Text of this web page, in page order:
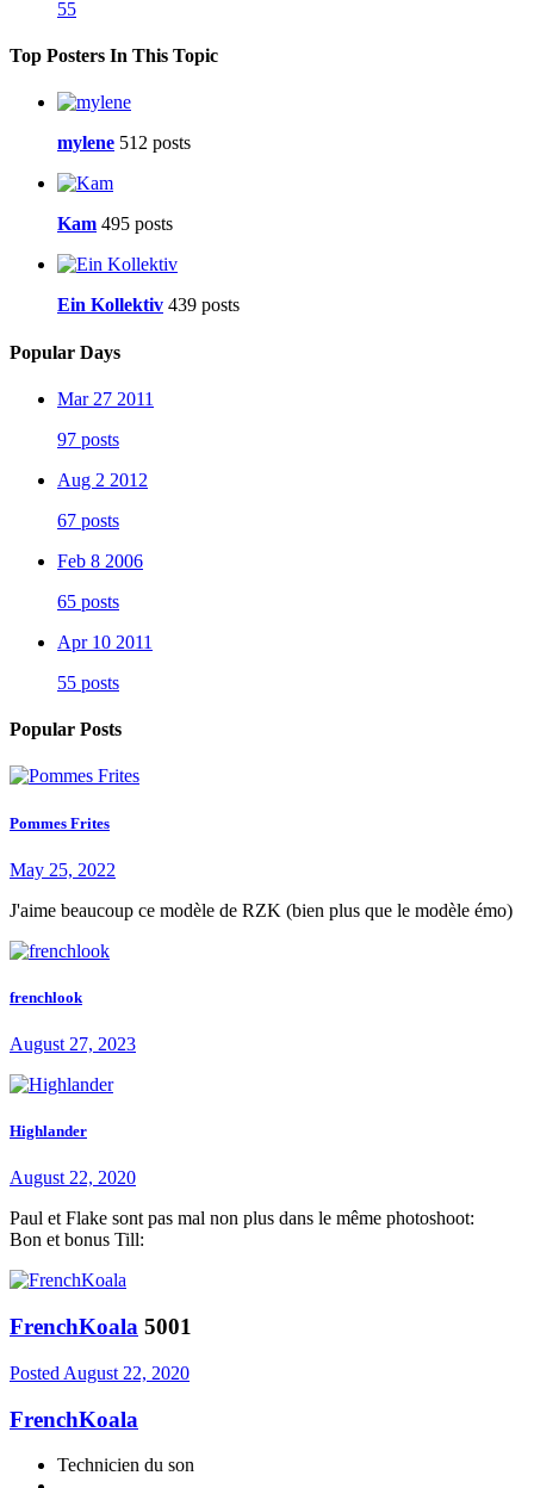
55
Top Posters In This Topic
mylene 512 posts
Kam 495 posts
Ein Kollektiv 439 posts
Popular Days
Mar 27 2011
97 posts
Aug 2 2012
67 posts
Feb 8 2006
65 posts
Apr 10 2011
55 posts
Popular Posts
Pommes Frites
May 25, 2022
J'aime beaucoup ce modèle de RZK (bien plus que le modèle émo)
frenchlook
August 27, 2023
Highlander
August 22, 2020
Paul et Flake sont pas mal non plus dans le même photoshoot:
Bon et bonus Till:
FrenchKoala 5001
Posted August 22, 2020
FrenchKoala
Technicien du son